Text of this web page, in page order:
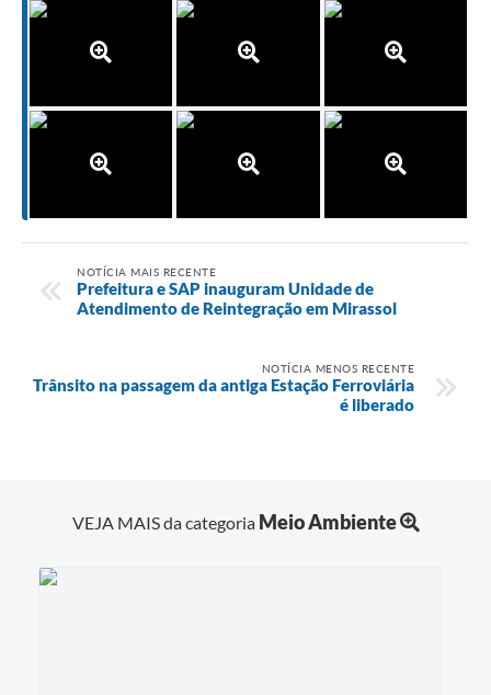
NOTÍCIA MAIS RECENTE
Prefeitura e SAP inauguram Unidade de
Atendimento de Reintegração em Mirassol
NOTÍCIA MENOS RECENTE
Trânsito na passagem da antiga Estação Ferroviária
é liberado
VEJA MAIS da categoria Meio Ambiente